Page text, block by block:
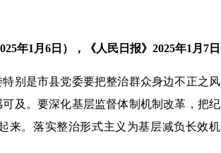
年1月6日），《人民日报》2025年1月7日
别是市县党委要把整治群众身边不正之风
及。要深化基层监督体制机制改革，把纪
来。落实整治形式主义为基层减负长效机